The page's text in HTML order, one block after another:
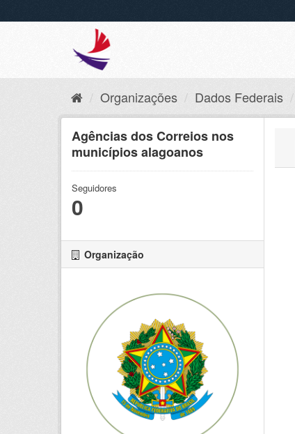
Organizações Dados Federais
Agências dos Correios nos
municípios alagoanos
Seguidores
0
Organização